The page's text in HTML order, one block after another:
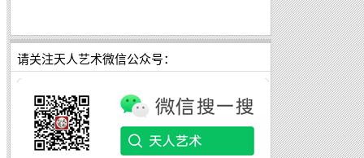
请关注天人艺术微信公众号：